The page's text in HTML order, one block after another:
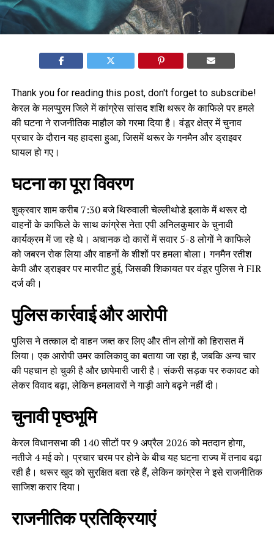
Thank you for reading this post, don't forget to subscribe!
केरल के मलप्पुरम जिले में कांग्रेस सांसद शशि थरूर के काफिले पर हमले
की घटना ने राजनीतिक माहौल को गरमा दिया है। वंडूर क्षेत्र में चुनाव
प्रचार के दौरान यह हादसा हुआ, जिसमें थरूर के गनमैन और ड्राइवर
घायल हो गए।
घटना का पूरा विवरण
शुक्रवार शाम करीब 7:30 बजे थिरुवाली चेल्लीथोडे इलाके में थरूर दो
वाहनों के काफिले के साथ कांग्रेस नेता एपी अनिलकुमार के चुनावी
कार्यक्रम में जा रहे थे। अचानक दो कारों में सवार 5-8 लोगों ने काफिले
को जबरन रोक लिया और वाहनों के शीशों पर हमला बोला। गनमैन रतीश
केपी और ड्राइवर पर मारपीट हुई, जिसकी शिकायत पर वंडूर पुलिस ने FIR
दर्ज की।
पुलिस कार्रवाई और आरोपी
पुलिस ने तत्काल दो वाहन जब्त कर लिए और तीन लोगों को हिरासत में
लिया। एक आरोपी उमर कालिकावु का बताया जा रहा है, जबकि अन्य चार
की पहचान हो चुकी है और छापेमारी जारी है। संकरी सड़क पर रुकावट को
लेकर विवाद बढ़ा, लेकिन हमलावरों ने गाड़ी आगे बढ़ने नहीं दी।
चुनावी पृष्ठभूमि
केरल विधानसभा की 140 सीटों पर 9 अप्रैल 2026 को मतदान होगा,
नतीजे 4 मई को। प्रचार चरम पर होने के बीच यह घटना राज्य में तनाव बढ़ा
रही है। थरूर खुद को सुरक्षित बता रहे हैं, लेकिन कांग्रेस ने इसे राजनीतिक
साजिश करार दिया।
राजनीतिक प्रतिक्रियाएं